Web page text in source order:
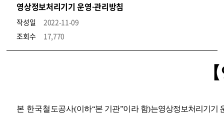
영상정보처리기기 운영·관리방침
작성일
2022-11-09
조회수
17,770
뉴스·홍보_공지사항 상세보기 – 내용, 파일, 담당자 연락처로 구성
【
본 한국철도공사(이하“본 기관”이라 함)는영상정보처리기기